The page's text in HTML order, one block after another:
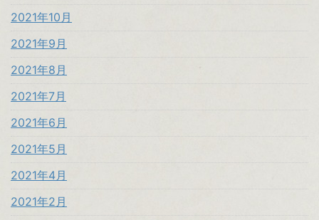
2021年10月
2021年9月
2021年8月
2021年7月
2021年6月
2021年5月
2021年4月
2021年2月